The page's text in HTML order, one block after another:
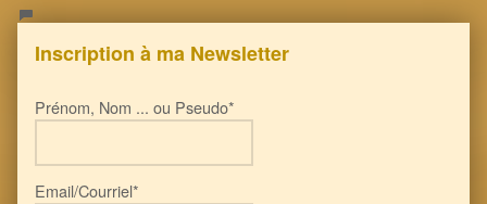
Inscription à ma Newsletter
Prénom, Nom ... ou Pseudo*
Email/Courriel*